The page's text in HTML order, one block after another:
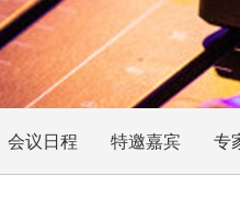
会议日程 特邀嘉宾 专